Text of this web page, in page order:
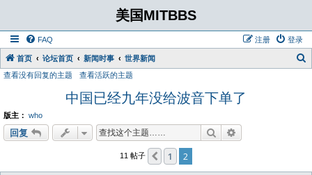
美国MITBBS
FAQ 登录
注册
首页 论坛首页 新闻时事 世界新闻
查看没有回复的主题 查看活跃的主题
中国已经九年没给波音下单了
版主： who
回复 搜索
11 帖子 上一页
1 2